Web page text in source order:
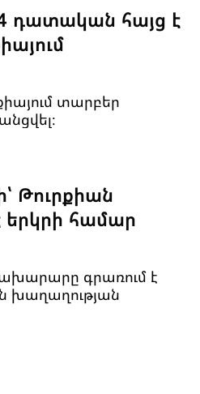
​​4 դատական հայց է
տարբեր
Թուրքիան
երկրի համար
գրառում է
խաղաղության